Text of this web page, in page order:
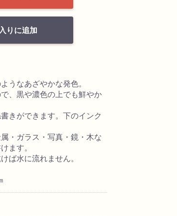
りに追加
うなあざやかな発色。
、黒や濃色の上でも鮮やか
きができます。下のインク
・ガラス・写真・鏡・木な
ます。
ば水に流れません。